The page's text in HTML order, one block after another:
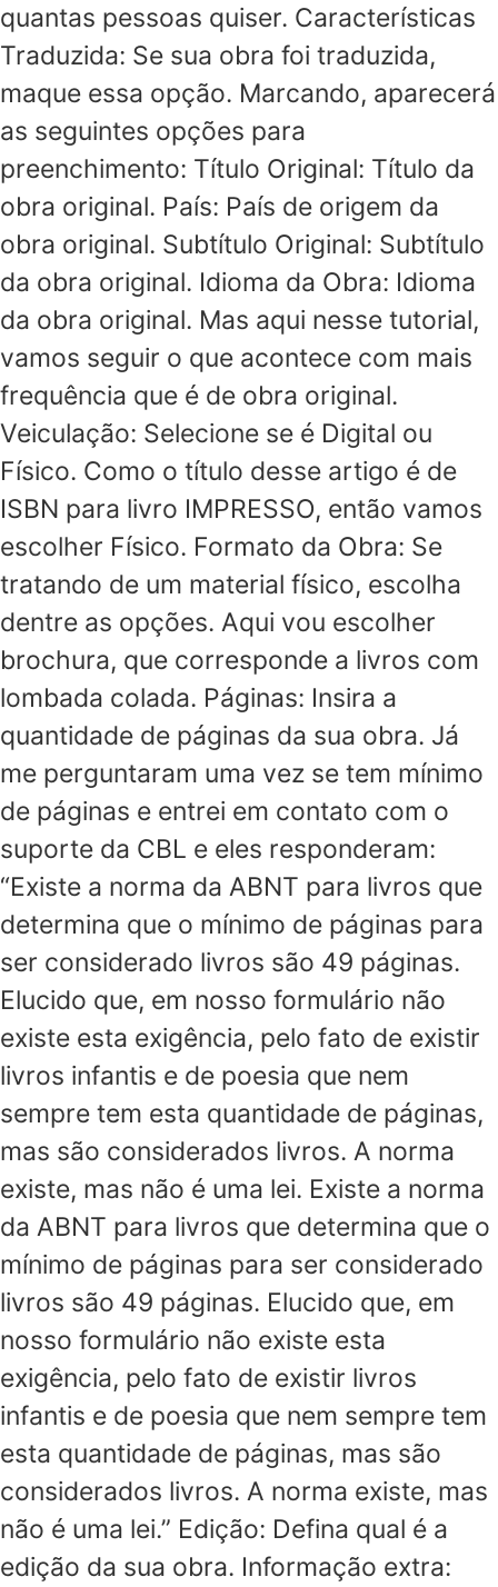
quantas pessoas quiser. Características
Traduzida: Se sua obra foi traduzida,
maque essa opção. Marcando, aparecerá
as seguintes opções para
preenchimento: Título Original: Título da
obra original. País: País de origem da
obra original. Subtítulo Original: Subtítulo
da obra original. Idioma da Obra: Idioma
da obra original. Mas aqui nesse tutorial,
vamos seguir o que acontece com mais
frequência que é de obra original.
Veiculação: Selecione se é Digital ou
Físico. Como o título desse artigo é de
ISBN para livro IMPRESSO, então vamos
escolher Físico. Formato da Obra: Se
tratando de um material físico, escolha
dentre as opções. Aqui vou escolher
brochura, que corresponde a livros com
lombada colada. Páginas: Insira a
quantidade de páginas da sua obra. Já
me perguntaram uma vez se tem mínimo
de páginas e entrei em contato com o
suporte da CBL e eles responderam:
“Existe a norma da ABNT para livros que
determina que o mínimo de páginas para
ser considerado livros são 49 páginas.
Elucido que, em nosso formulário não
existe esta exigência, pelo fato de existir
livros infantis e de poesia que nem
sempre tem esta quantidade de páginas,
mas são considerados livros. A norma
existe, mas não é uma lei. Existe a norma
da ABNT para livros que determina que o
mínimo de páginas para ser considerado
livros são 49 páginas. Elucido que, em
nosso formulário não existe esta
exigência, pelo fato de existir livros
infantis e de poesia que nem sempre tem
esta quantidade de páginas, mas são
considerados livros. A norma existe, mas
não é uma lei.” Edição: Defina qual é a
edição da sua obra. Informação extra: